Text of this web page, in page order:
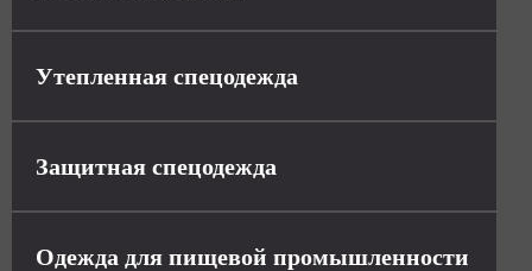
Утепленная спецодежда
Защитная спецодежда
Одежда для пищевой промышленности